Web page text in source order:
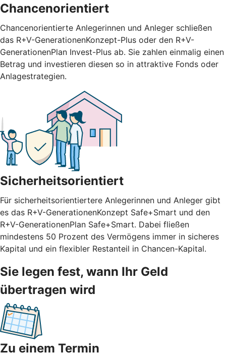
Chancenorientiert
Chancenorientierte Anlegerinnen und Anleger schließen
das R+V-GenerationenKonzept-Plus oder den R+V-
GenerationenPlan Invest-Plus ab. Sie zahlen einmalig einen
Betrag und investieren diesen so in attraktive Fonds oder
Anlagestrategien.
Sicherheitsorientiert
Für sicherheitsorientiertere Anlegerinnen und Anleger gibt
es das R+V-GenerationenKonzept Safe+Smart und den
R+V-GenerationenPlan Safe+Smart. Dabei fließen
mindestens 50 Prozent des Vermögens immer in sicheres
Kapital und ein flexibler Restanteil in Chancen-Kapital.
Sie legen fest, wann Ihr Geld
übertragen wird
Zu einem Termin